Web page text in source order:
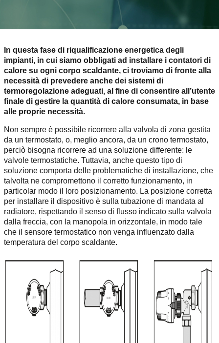
In questa fase di riqualificazione energetica degli
impianti, in cui siamo obbligati ad installare i contatori di
calore su ogni corpo scaldante, ci troviamo di fronte alla
necessità di prevedere anche dei sistemi di
termoregolazione adeguati, al fine di consentire all’utente
finale di gestire la quantità di calore consumata, in base
alle proprie necessità.
Non sempre è possibile ricorrere alla valvola di zona gestita
da un termostato, o, meglio ancora, da un crono termostato,
perciò bisogna ricorrere ad una soluzione differente: le
valvole termostatiche. Tuttavia, anche questo tipo di
soluzione comporta delle problematiche di installazione, che
talvolta ne compromettono il corretto funzionamento, in
particolar modo il loro posizionamento. La posizione corretta
per installare il dispositivo è sulla tubazione di mandata al
radiatore, rispettando il senso di flusso indicato sulla valvola
dalla freccia, con la manopola in orizzontale, in modo tale
che il sensore termostatico non venga influenzato dalla
temperatura del corpo scaldante.